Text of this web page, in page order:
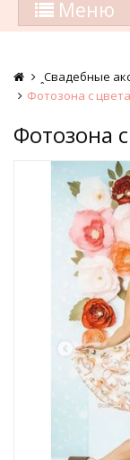
Меню
ꞈСвадебные
Фотозона с
Фотозона